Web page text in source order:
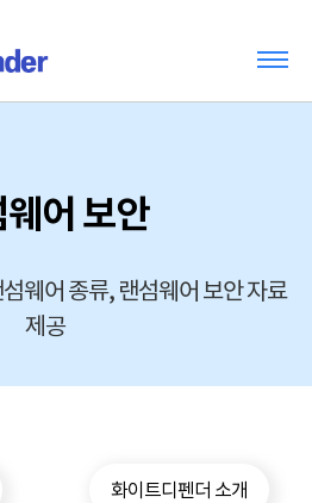
어 보안
웨어 종류, 랜섬웨어 보안 자료
제공
화이트디펜더 소개